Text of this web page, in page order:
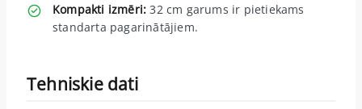
Kompakti izmēri: 32 cm garums ir pietiekams
standarta pagarinātājiem.
Tehniskie dati